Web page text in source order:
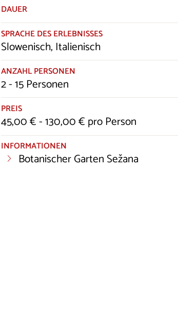
DAUER
SPRACHE DES ERLEBNISSES
Slowenisch, Italienisch
ANZAHL PERSONEN
2 - 15 Personen
PREIS
45,00 € - 130,00 € pro Person
INFORMATIONEN
Botanischer Garten Sežana